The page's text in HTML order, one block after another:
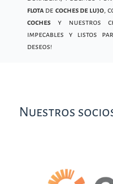
flotade coches de lujo,
cochesy nuestros
impecables y listos
deseos!
Nuestros